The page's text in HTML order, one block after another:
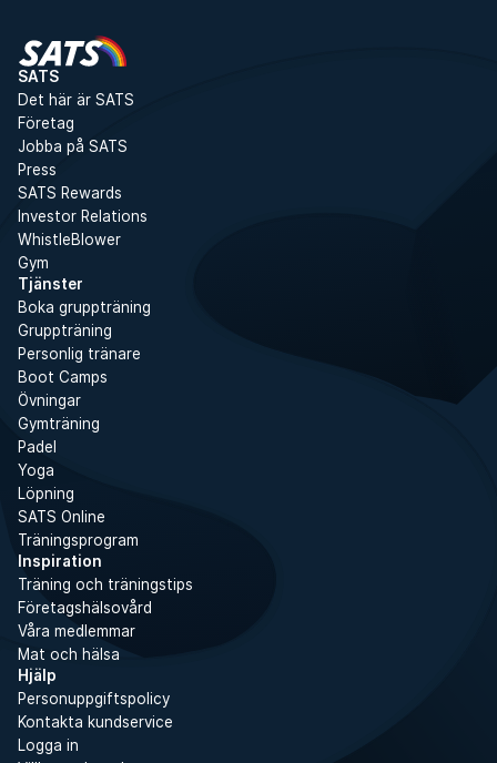
Pris för icke-medlem
SATS
Det här är SATS
Företag
Jobba på SATS
Press
SATS Rewards
Investor Relations
WhistleBlower
Gym
Tjänster
Boka gruppträning
Gruppträning
Personlig tränare
Boot Camps
Övningar
Gymträning
Padel
Yoga
Löpning
SATS Online
Träningsprogram
Inspiration
Träning och träningstips
Företagshälsovård
Våra medlemmar
Mat och hälsa
Hjälp
Personuppgiftspolicy
Kontakta kundservice
Logga in